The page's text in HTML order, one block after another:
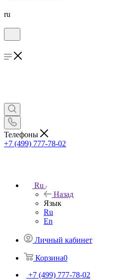
ru
Телефоны
+7 (499) 777-78-02
Ru
Назад
Язык
Ru
En
Личный кабинет
Корзина0
+7 (499) 777-78-02